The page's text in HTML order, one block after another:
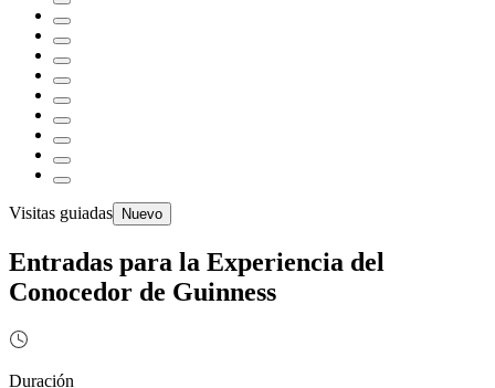
Visitas guiadas Nuevo
Entradas para la Experiencia del
Conocedor de Guinness
Duración